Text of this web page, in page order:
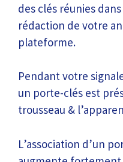
des clés réunies
rédaction de votre
plateforme.
Pendant votre
un porte-clés est
trousseau &
L’association d’un